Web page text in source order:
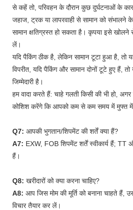
से कहें तो, परिवहन के दौरान कुछ दुर्घटनाओं के
जहाज, ट्रक या लापरवाही से सामान को
सामान क्षतिग्रस्त हो सकता है। कृपया इसे
लें।
यदि पैकिंग ठीक है, लेकिन सामान टूटा हुआ है, तो
विपरीत, यदि पैकिंग और सामान दोनों टूटे हुए हैं,
जिम्मेदारी है।
हम वादा करते हैं: चाहे गलती किसी की भी हो,
कोशिश करेंगे कि आपको कम से कम समय में मुफ्त में
Q7: आपकी भुगतान/शिपमेंट की शर्तें क्या हैं?
A7: EXW, FOB शिपमेंट शर्तें स्वीकार्य हैं; TT
हैं।
Q8: खरीदारों को क्या करना चाहिए?
A8: आप जिस मोम की मूर्ति को बनाना चाहते हैं,
विचार तैयार कर लें।